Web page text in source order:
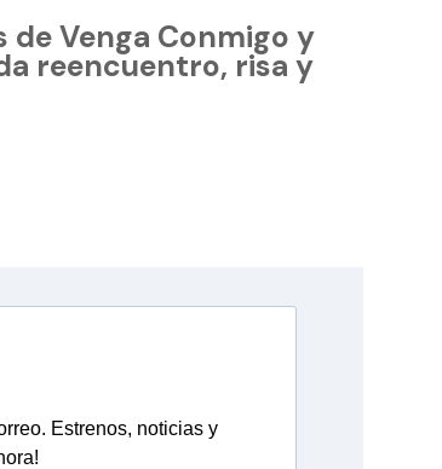
de Venga Conmigo y
reencuentro, risa y
Estrenos, noticias y